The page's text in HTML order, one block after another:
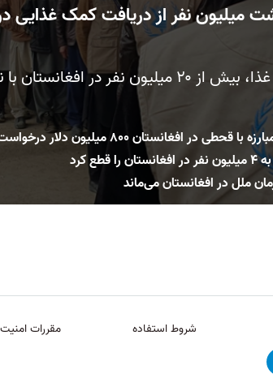
میلیون نفر از دریافت کمک غذایی
به گزارش برنامه جهانی غذا، بیش از ۲۰ میلیون نفر در
در افغانستان ۸۰۰ میلیون دلار درخواست کرد
کرد
ملل در افغانستان می‌ماند
شروط استفاده مقررات